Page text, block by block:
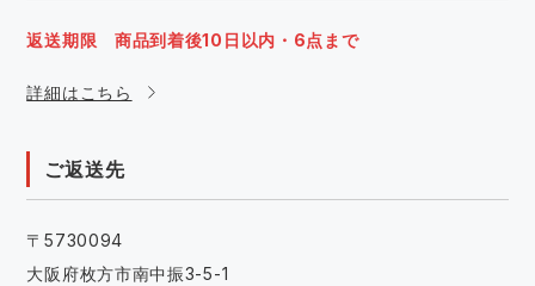
返送期限 商品到着後10日以内・6点まで
詳細はこちら
ご返送先
〒5730094
大阪府枚方市南中振3-5-1